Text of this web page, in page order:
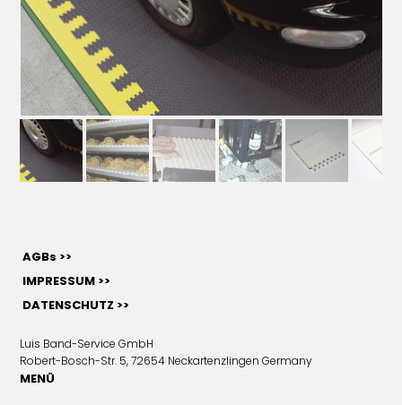
AGBs >>
IMPRESSUM >>
DATENSCHUTZ >>
Luis Band-Service GmbH
Robert-Bosch-Str. 5, 72654 Neckartenzlingen Germany
MENÜ